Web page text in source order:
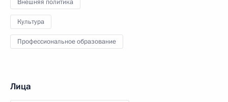
Внешняя политика
Культура
Профессиональное образование
Лица